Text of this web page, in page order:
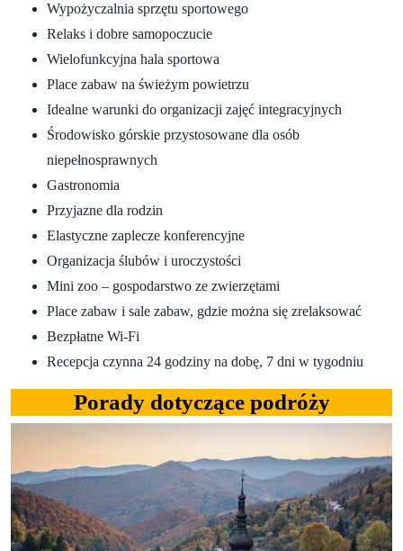
Wypożyczalnia sprzętu sportowego
Relaks i dobre samopoczucie
Wielofunkcyjna hala sportowa
Place zabaw na świeżym powietrzu
Idealne warunki do organizacji zajęć integracyjnych
Środowisko górskie przystosowane dla osób
niepełnosprawnych
Gastronomia
Przyjazne dla rodzin
Elastyczne zaplecze konferencyjne
Organizacja ślubów i uroczystości
Mini zoo – gospodarstwo ze zwierzętami
Place zabaw i sale zabaw, gdzie można się zrelaksować
Bezpłatne Wi-Fi
Recepcja czynna 24 godziny na dobę, 7 dni w tygodniu
Porady dotyczące podróży